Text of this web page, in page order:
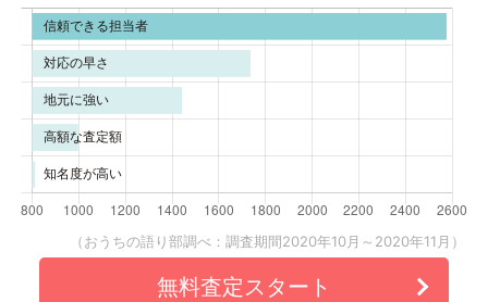
（おうちの語り部調べ：調査期間2020年10月～2020年11月）
無料査定スタート